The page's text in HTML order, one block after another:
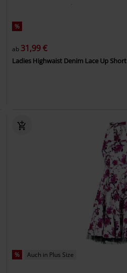
%
ab 31,99 €
Ladies Highwaist Denim Lace Up Short
% Auch in Plus Size